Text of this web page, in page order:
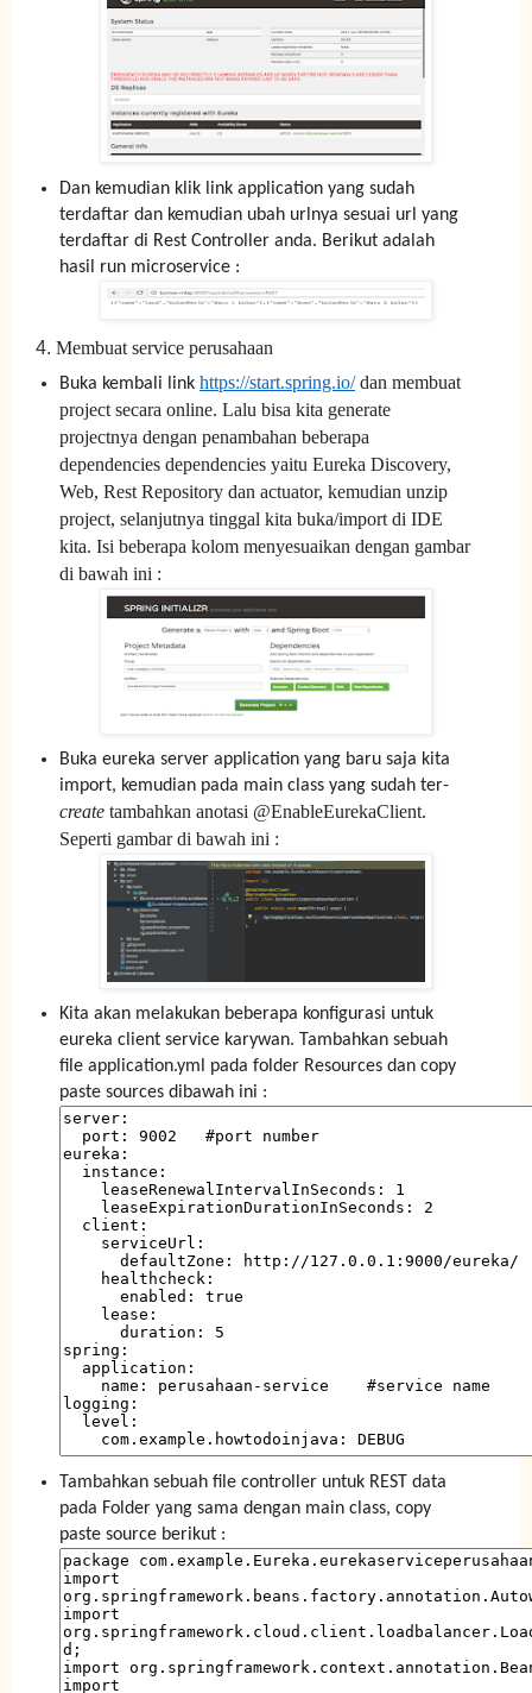
Dan kemudian klik link application yang sudah
terdaftar dan kemudian ubah urlnya sesuai url yang
terdaftar di Rest Controller anda. Berikut adalah
hasil run microservice :
4. Membuat service perusahaan
Buka kembali link https://start.spring.io/dan membuat
project secara online. Lalu bisa kita generate
projectnya dengan penambahan beberapa
dependencies dependencies yaitu Eureka Discovery,
Web, Rest Repository dan actuator, kemudian unzip
project, selanjutnya tinggal kita buka/import di IDE
kita. Isi beberapa kolom menyesuaikan dengan gambar
di bawah ini :
Buka eureka server application yang baru saja kita
import, kemudian pada main class yang sudah ter-
create tambahkan anotasi @EnableEurekaClient.
Seperti gambar di bawah ini :
Kita akan melakukan beberapa konfigurasi untuk
eureka client service karywan. Tambahkan sebuah
file application.yml pada folder Resources dan copy
paste sources dibawah ini :
Tambahkan sebuah file controller untuk REST data
pada Folder yang sama dengan main class, copy
paste source berikut :